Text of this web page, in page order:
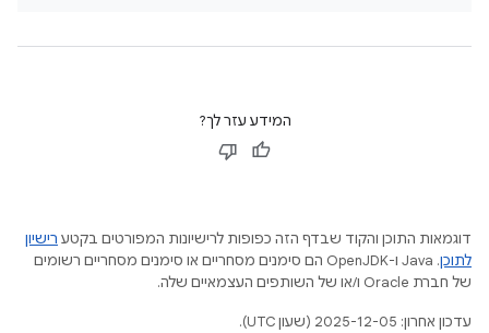
המידע עזר לך?
דוגמאות התוכן והקוד שבדף הזה כפופות לרישיונות המפורטים בקטע רישיון
לתוכן
.‏ Java ו-OpenJDK הם סימנים מסחריים או סימנים מסחריים רשומים
של חברת Oracle ו/או של השותפים העצמאיים שלה.
עדכון אחרון: 2025-12-05 (שעון UTC).